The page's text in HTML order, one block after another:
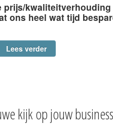
ons heel wat tijd
Lees verder
kijk op jouw